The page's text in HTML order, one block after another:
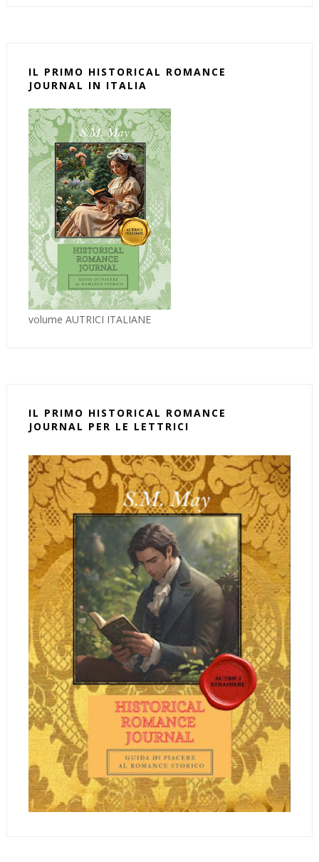
IL PRIMO HISTORICAL ROMANCE
JOURNAL IN ITALIA
volume AUTRICI ITALIANE
IL PRIMO HISTORICAL ROMANCE
JOURNAL PER LE LETTRICI